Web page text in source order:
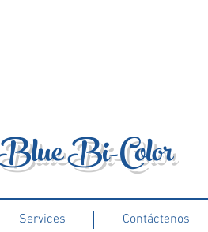
Services Contáctenos
Bi-Color